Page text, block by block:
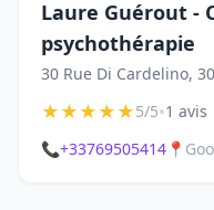
Laure Guérout -
psychothérapie
30 Rue Di Cardelino,
★★★★★5/5•1 avis
📞+33769505414 📍